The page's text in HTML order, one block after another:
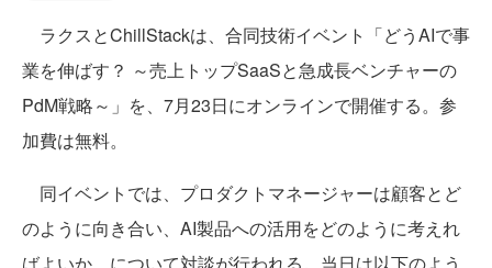
ラクスとChillStackは、合同技術イベント「どうAIで事
業を伸ばす？ ～売上トップSaaSと急成長ベンチャーの
PdM戦略～」を、7月23日にオンラインで開催する。参
加費は無料。
同イベントでは、プロダクトマネージャーは顧客とど
のように向き合い、AI製品への活用をどのように考えれ